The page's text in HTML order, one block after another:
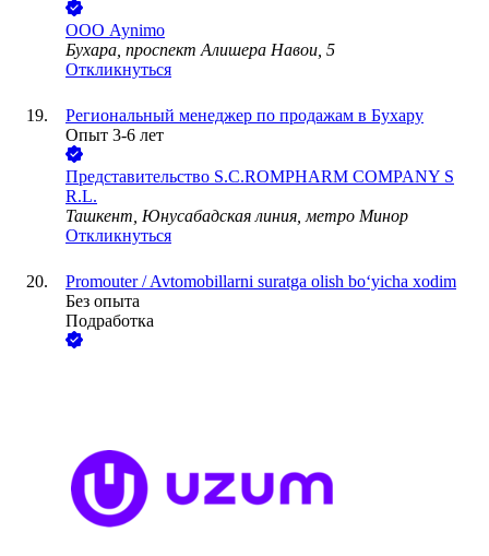
ООО Aynimo
Бухара, проспект Алишера Навои, 5
Откликнуться
Региональный менеджер по продажам в Бухару
Опыт 3-6 лет
Представительство S.C.ROMPHARM COMPANY S
R.L.
Ташкент, Юнусабадская линия, метро Минор
Откликнуться
Promouter / Avtomobillarni suratga olish bo‘yicha xodim
Без опыта
Подработка